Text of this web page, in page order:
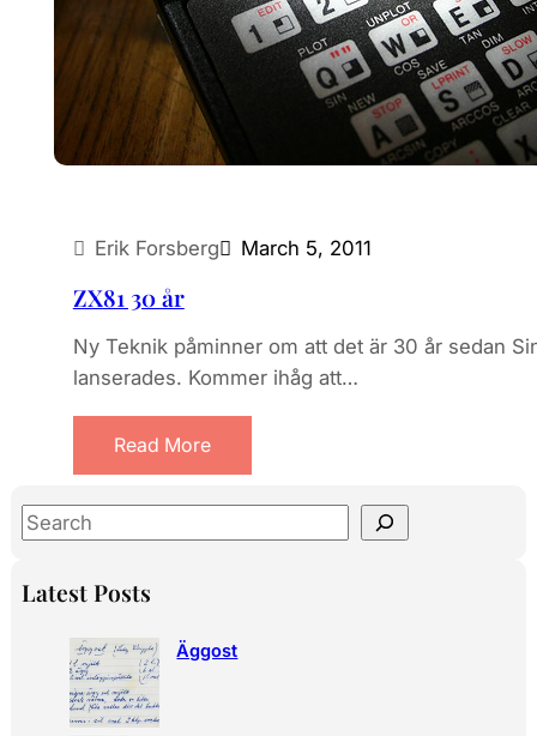
Erik Forsberg March 5, 2011
ZX81 30 år
Ny Teknik påminner om att det är 30 år sedan
lanserades. Kommer ihåg att…
Read More
S
a
Latest Posts
Äggost